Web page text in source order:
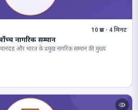
10 प्रश्न · 4 मिनट
नागरिक सम्मान
मानदंड और भारत के प्रमुख नागरिक सम्मान की मुख्य